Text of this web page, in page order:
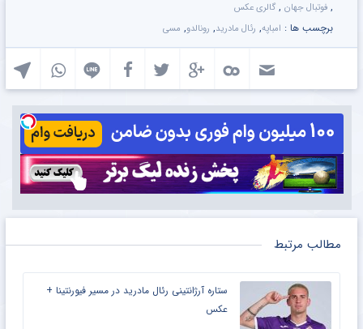
, فوتبال جهان , گالری عکس
برچسب ها : امباپه, رئال مادرید, رونالدو, مسی
مطالب مرتبط
ستاره آرژانتینی رئال مادرید در مسیر فیورنتینا +
عکس